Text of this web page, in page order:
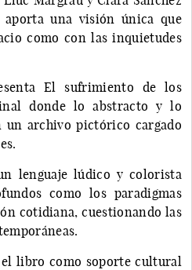
aporta una visión única que
como con las inquietudes
El sufrimiento de los
donde lo abstracto y lo
un archivo pictórico cargado
lenguaje lúdico y colorista
como los paradigmas
cotidiana, cuestionando las
libro como soporte cultural